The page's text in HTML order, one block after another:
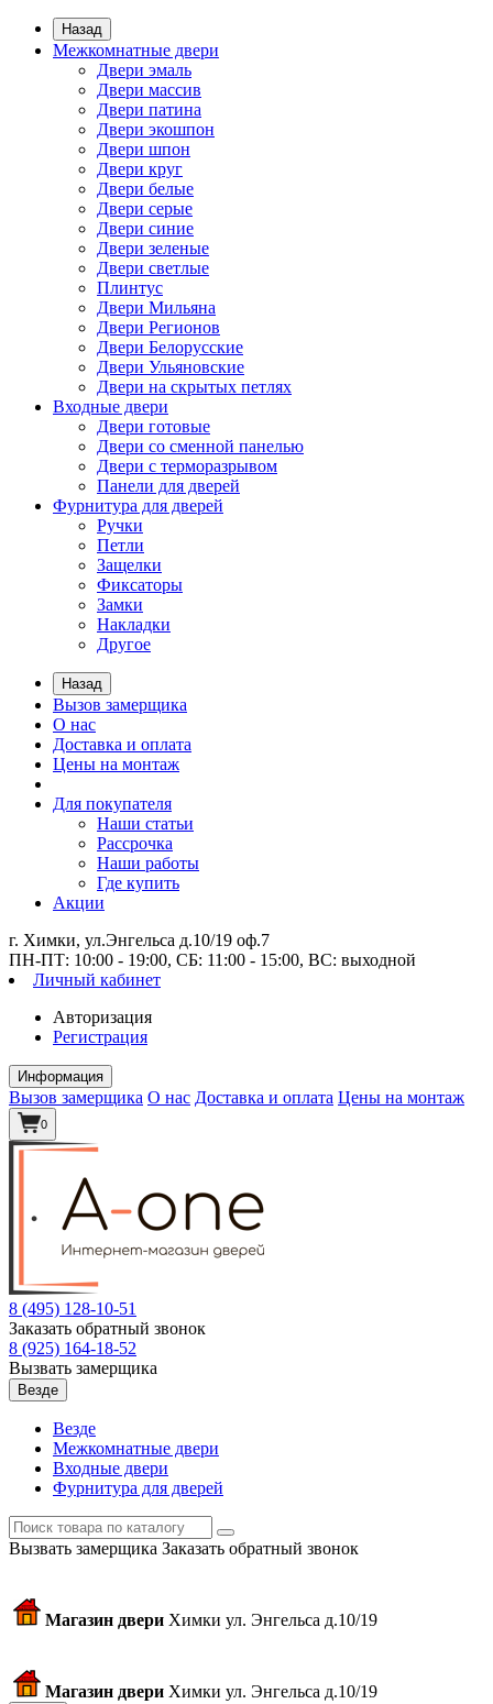
Назад
Межкомнатные двери
Двери эмаль
Двери массив
Двери патина
Двери экошпон
Двери шпон
Двери круг
Двери белые
Двери серые
Двери синие
Двери зеленые
Двери светлые
Плинтус
Двери Мильяна
Двери Регионов
Двери Белорусские
Двери Ульяновские
Двери на скрытых петлях
Входные двери
Двери готовые
Двери со сменной панелью
Двери с терморазрывом
Панели для дверей
Фурнитура для дверей
Ручки
Петли
Защелки
Фиксаторы
Замки
Накладки
Другое
Назад
Вызов замерщика
О нас
Доставка и оплата
Цены на монтаж
Для покупателя
Наши статьи
Рассрочка
Наши работы
Где купить
Акции
г. Химки, ул.Энгельса д.10/19 оф.7
ПН-ПТ: 10:00 - 19:00, СБ: 11:00 - 15:00, ВС: выходной
Личный кабинет
Авторизация
Регистрация
Информация
Вызов замерщика О нас Доставка и оплата Цены на монтаж
0
8 (495) 128-10-51
Заказать обратный звонок
8 (925) 164-18-52
Вызвать замерщика
Везде
Везде
Межкомнатные двери
Входные двери
Фурнитура для дверей
Вызвать замерщика Заказать обратный звонок
Магазин двери Химки ул. Энгельса д.10/19
Магазин двери Химки ул. Энгельса д.10/19